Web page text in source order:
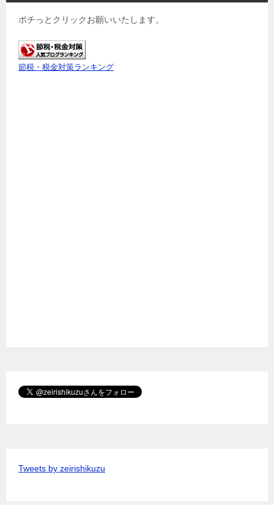
ポチっとクリックお願いいたします。
節税・税金対策ランキング
Tweets by zeirishikuzu